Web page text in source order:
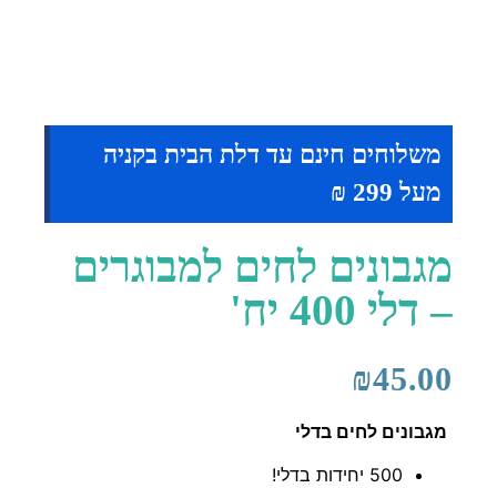
משלוחים חינם עד דלת הבית בקניה
מעל 299 ₪
מגבונים לחים למבוגרים
– דלי 400 יח'
₪45.00
מגבונים לחים בדלי
500 יחידות בדלי!